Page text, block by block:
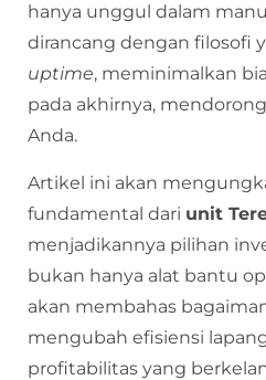
hanya unggul dalam
dirancang dengan filosofi
uptime, meminimalkan
pada akhirnya,
Anda.
Artikel ini akan
fundamental dari unit
menjadikannya pilihan
bukan hanya alat bantu
akan membahas
mengubah efisiensi
profitabilitas yang